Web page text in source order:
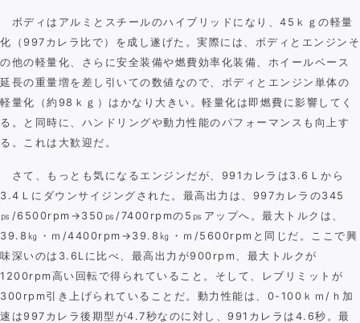
ボディはアルミとスチールのハイブリッドになり、45ｋｇの軽量
化（997カレラ比で）を成し遂げた。実際には、ボディとエンジンそ
の他の軽量化、さらに安全装備や燃費効率化装備、ホイールベース
延長の重量増を差し引いての数値なので、ボディとエンジン単体の
軽量化（約98ｋｇ）はかなり大きい。軽量化は即燃費に影響してく
る。と同時に、ハンドリングや動力性能のパフォーマンスも向上す
る。これは大歓迎だ。
さて、もっとも気になるエンジンだが、991カレラは3.6Ｌから
3.4Ｌにダウンサイジングされた。最高出力は、997カレラの345
㎰/6500rpm→350㎰/7400rpmの5㎰アップへ。最大トルクは、
39.8㎏・ｍ/4400rpm→39.8㎏・ｍ/5600rpmと同じだ。ここで興
味深いのは3.6Lに比べ、最高出力が900rpm、最大トルクが
1200rpm高い回転で得られていること。そして、レブリミットが
300rpm引き上げられていることだ。動力性能は、0-100ｋｍ/ｈ加
速は997カレラ後期型が4.7秒なのに対し、991カレラは4.6秒。最